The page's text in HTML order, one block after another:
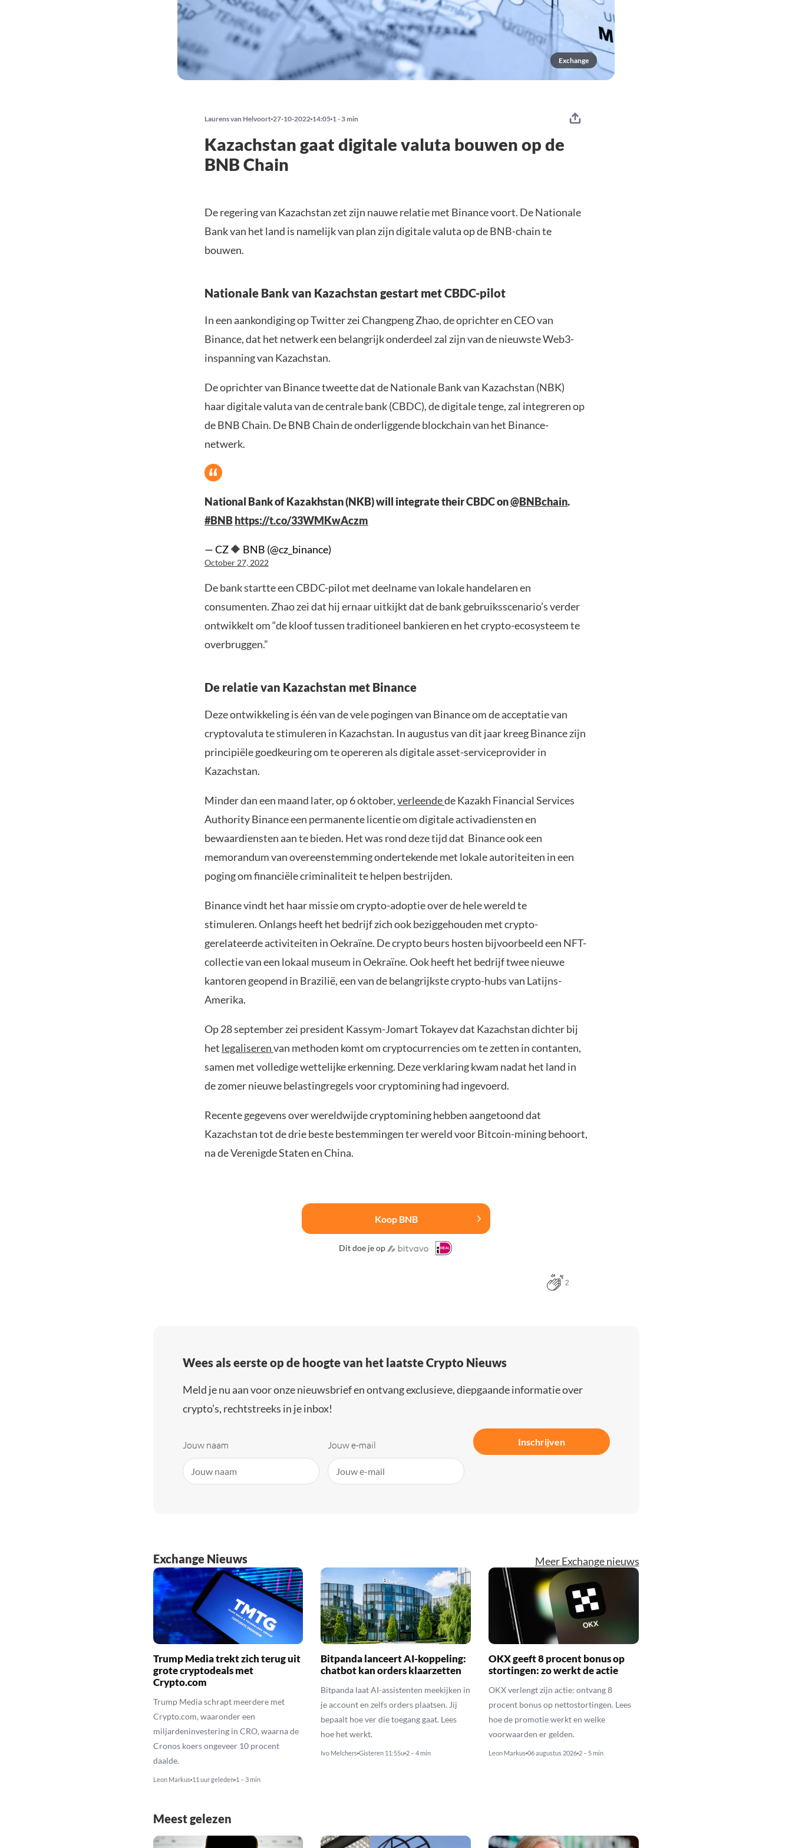
Exchange
Laurens van Helvoort 27-10-2022 14:05 1 - 3 min
Kazachstan gaat digitale valuta bouwen op de
BNB Chain
De regering van Kazachstan zet zijn nauwe relatie met Binance voort. De Nationale
Bank van het land is namelijk van plan zijn digitale valuta op de BNB-chain te
bouwen.
Nationale Bank van Kazachstan gestart met CBDC-pilot
In een aankondiging op Twitter zei Changpeng Zhao, de oprichter en CEO van
Binance, dat het netwerk een belangrijk onderdeel zal zijn van de nieuwste Web3-
inspanning van Kazachstan.
De oprichter van Binance tweette dat de Nationale Bank van Kazachstan (NBK)
haar digitale valuta van de centrale bank (CBDC), de digitale tenge, zal integreren op
de BNB Chain. De BNB Chain de onderliggende blockchain van het Binance-
netwerk.
National Bank of Kazakhstan (NKB) will integrate their CBDC on@BNBchain.
#BNBhttps://t.co/33WMKwAczm
— CZ 🔶 BNB (@cz_binance)
October 27, 2022
De bank startte een CBDC-pilot met deelname van lokale handelaren en
consumenten. Zhao zei dat hij ernaar uitkijkt dat de bank gebruiksscenario’s verder
ontwikkelt om “de kloof tussen traditioneel bankieren en het crypto-ecosysteem te
overbruggen.”
De relatie van Kazachstan met Binance
Deze ontwikkeling is één van de vele pogingen van Binance om de acceptatie van
cryptovaluta te stimuleren in Kazachstan. In augustus van dit jaar kreeg Binance zijn
principiële goedkeuring om te opereren als digitale asset-serviceprovider in
Kazachstan.
Minder dan een maand later, op 6 oktober,verleendede Kazakh Financial Services
Authority Binance een permanente licentie om digitale activadiensten en
bewaardiensten aan te bieden. Het was rond deze tijd dat Binance ook een
memorandum van overeenstemming ondertekende met lokale autoriteiten in een
poging om financiële criminaliteit te helpen bestrijden.
Binance vindt het haar missie om crypto-adoptie over de hele wereld te
stimuleren. Onlangs heeft het bedrijf zich ook beziggehouden met crypto-
gerelateerde activiteiten in Oekraïne. De crypto beurs hosten bijvoorbeeld een NFT-
collectie van een lokaal museum in Oekraïne. Ook heeft het bedrijf twee nieuwe
kantoren geopend in Brazilië, een van de belangrijkste crypto-hubs van Latijns-
Amerika.
Op 28 september zei president Kassym-Jomart Tokayev dat Kazachstan dichter bij
het legaliserenvan methoden komt om cryptocurrencies om te zetten in contanten,
samen met volledige wettelijke erkenning. Deze verklaring kwam nadat het land in
de zomer nieuwe belastingregels voor cryptomining had ingevoerd.
Recente gegevens over wereldwijde cryptomining hebben aangetoond dat
Kazachstan tot de drie beste bestemmingen ter wereld voor Bitcoin-mining behoort,
na de Verenigde Staten en China.
Koop BNB
Dit doe je op
2
Wees als eerste op de hoogte van het laatste Crypto Nieuws
Meld je nu aan voor onze nieuwsbrief en ontvang exclusieve, diepgaande informatie over
crypto’s, rechtstreeks in je inbox!
Jouw naam Jouw e-mail Inschrijven
Exchange Nieuws Meer Exchange nieuws
Trump Media trekt zich terug uit
grote cryptodeals met
Crypto.com
Trump Media schrapt meerdere met
Crypto.com, waaronder een
miljardeninvestering in CRO, waarna de
Cronos koers ongeveer 10 procent
daalde.
Leon Markus 11 uur geleden 1 – 3 min
Bitpanda lanceert AI-koppeling:
chatbot kan orders klaarzetten
Bitpanda laat AI-assistenten meekijken in
je account en zelfs orders plaatsen. Jij
bepaalt hoe ver die toegang gaat. Lees
hoe het werkt.
Ivo Melchers Gisteren 11:55u 2 – 4 min
OKX geeft 8 procent bonus op
stortingen: zo werkt de actie
OKX verlengt zijn actie: ontvang 8
procent bonus op nettostortingen. Lees
hoe de promotie werkt en welke
voorwaarden er gelden.
Leon Markus 06 augustus 2026 2 – 5 min
Meest gelezen